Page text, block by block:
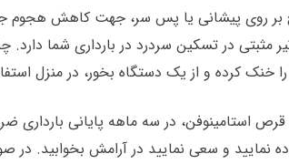
روی پیشانی یا پس سر، جهت کاهش هجوم
مثبتی در تسکین سردرد در بارداری شما
خنک کرده و از یک دستگاه بخور، در منزل
استامینوفن، در سه ماهه پایانی بارداری
نمایید و سعی نمایید در آرامش بخوابید.